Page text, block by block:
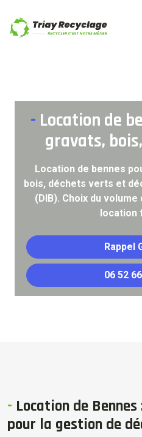
- Location de
gravats,
Location de bennes
bois, déchets verts et
(DIB). Choix du
location
Rappel
06 52
- Location de
pour la gestion de